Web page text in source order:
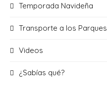
Temporada Navideña
Transporte a los Parques
Videos
¿Sabías qué?